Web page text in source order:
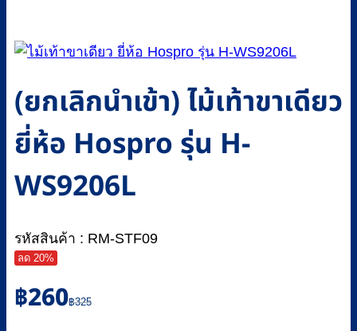
(ยกเลิกนำเข้า) ไม้เท้าขาเดียว
ยี่ห้อ Hospro รุ่น H-
WS9206L
รหัสสินค้า : RM-STF09
ลด 20%
฿325
Original
price
฿260
Current
price